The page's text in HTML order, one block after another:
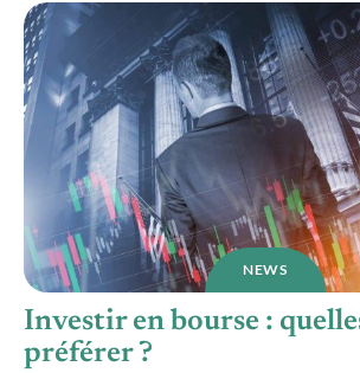
NEWS
Investir en bourse :
préférer ?